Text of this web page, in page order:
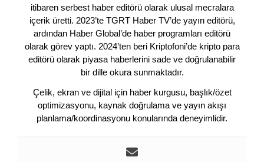
itibaren serbest haber editörü olarak ulusal mecralara
içerik üretti. 2023’te TGRT Haber TV’de yayın editörü,
ardından Haber Global’de haber programları editörü
olarak görev yaptı. 2024’ten beri Kriptofoni’de kripto para
editörü olarak piyasa haberlerini sade ve doğrulanabilir
bir dille okura sunmaktadır.
Çelik, ekran ve dijital için haber kurgusu, başlık/özet
optimizasyonu, kaynak doğrulama ve yayın akışı
planlama/koordinasyonu konularında deneyimlidir.